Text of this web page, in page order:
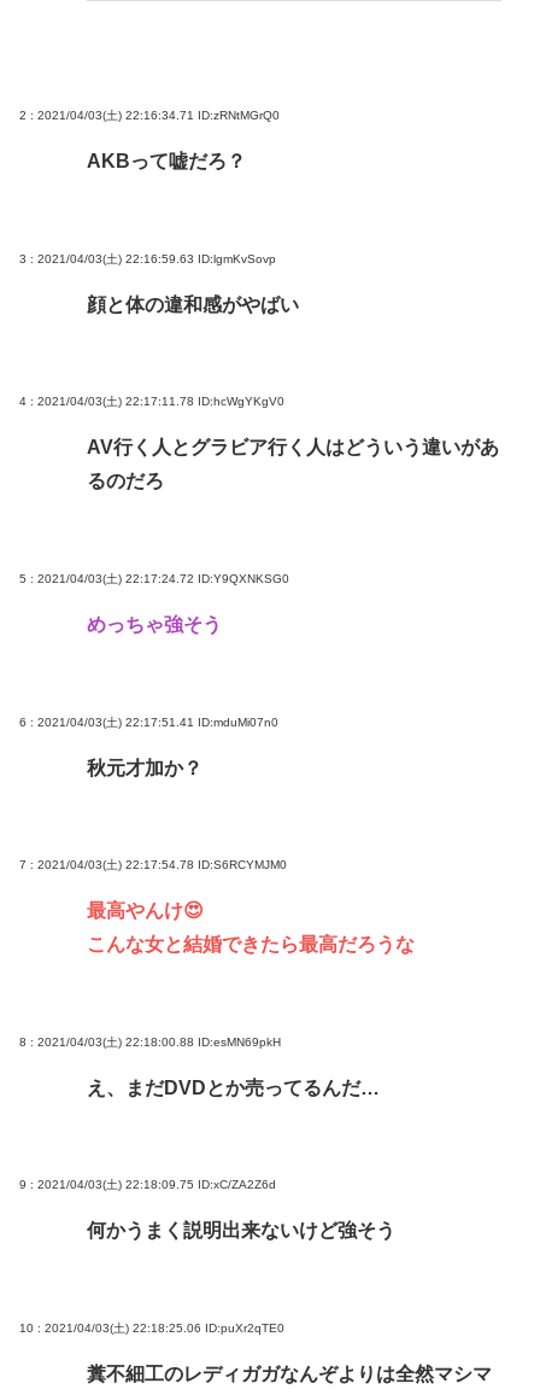
2 : 2021/04/03(土) 22:16:34.71 ID:zRNtMGrQ0
AKBって嘘だろ？
3 : 2021/04/03(土) 22:16:59.63 ID:lgmKvSovp
顔と体の違和感がやばい
4 : 2021/04/03(土) 22:17:11.78 ID:hcWgYKgV0
AV行く人とグラビア行く人はどういう違いがあ
るのだろ
5 : 2021/04/03(土) 22:17:24.72 ID:Y9QXNKSG0
めっちゃ強そう
6 : 2021/04/03(土) 22:17:51.41 ID:mduMi07n0
秋元才加か？
7 : 2021/04/03(土) 22:17:54.78 ID:S6RCYMJM0
最高やんけ😍
こんな女と結婚できたら最高だろうな
8 : 2021/04/03(土) 22:18:00.88 ID:esMN69pkH
え、まだDVDとか売ってるんだ…
9 : 2021/04/03(土) 22:18:09.75 ID:xC/ZA2Z6d
何かうまく説明出来ないけど強そう
10 : 2021/04/03(土) 22:18:25.06 ID:puXr2qTE0
糞不細工のレディガガなんぞよりは全然マシマ